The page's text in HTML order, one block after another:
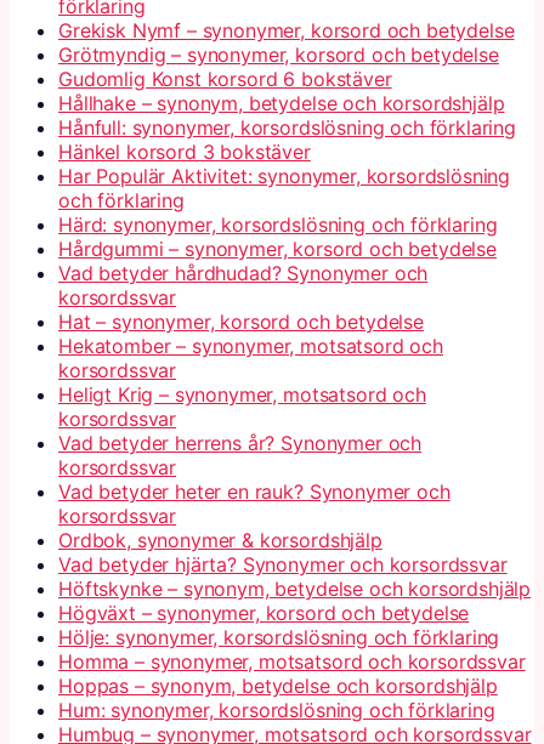
förklaring
Grekisk Nymf – synonymer, korsord och betydelse
Grötmyndig – synonymer, korsord och betydelse
Gudomlig Konst korsord 6 bokstäver
Hållhake – synonym, betydelse och korsordshjälp
Hånfull: synonymer, korsordslösning och förklaring
Hänkel korsord 3 bokstäver
Har Populär Aktivitet: synonymer, korsordslösning
och förklaring
Härd: synonymer, korsordslösning och förklaring
Hårdgummi – synonymer, korsord och betydelse
Vad betyder hårdhudad? Synonymer och
korsordssvar
Hat – synonymer, korsord och betydelse
Hekatomber – synonymer, motsatsord och
korsordssvar
Heligt Krig – synonymer, motsatsord och
korsordssvar
Vad betyder herrens år? Synonymer och
korsordssvar
Vad betyder heter en rauk? Synonymer och
korsordssvar
Ordbok, synonymer & korsordshjälp
Vad betyder hjärta? Synonymer och korsordssvar
Höftskynke – synonym, betydelse och korsordshjälp
Högväxt – synonymer, korsord och betydelse
Hölje: synonymer, korsordslösning och förklaring
Homma – synonymer, motsatsord och korsordssvar
Hoppas – synonym, betydelse och korsordshjälp
Hum: synonymer, korsordslösning och förklaring
Humbug – synonymer, motsatsord och korsordssvar